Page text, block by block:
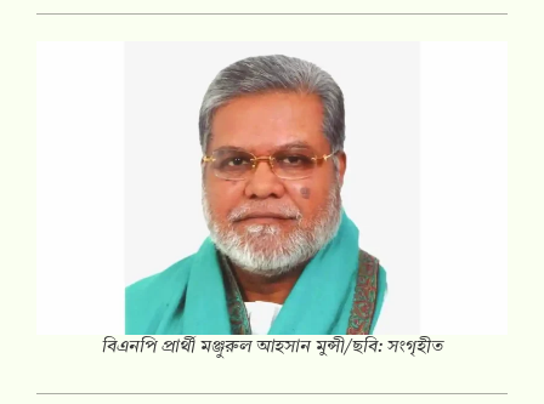
বিএনপি প্রার্থী মঞ্জুরুল আহসান মুন্সী/ছবি: সংগৃহীত